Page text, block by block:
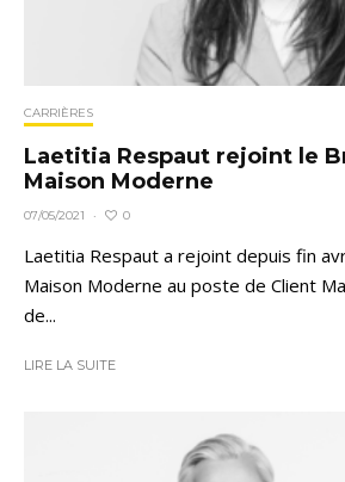
CARRIÈRES
Laetitia Respaut rejoint le
Maison Moderne
07/05/2021 · 0
Laetitia Respaut a rejoint depuis fin
Maison Moderne au poste de Client
de...
LIRE LA SUITE